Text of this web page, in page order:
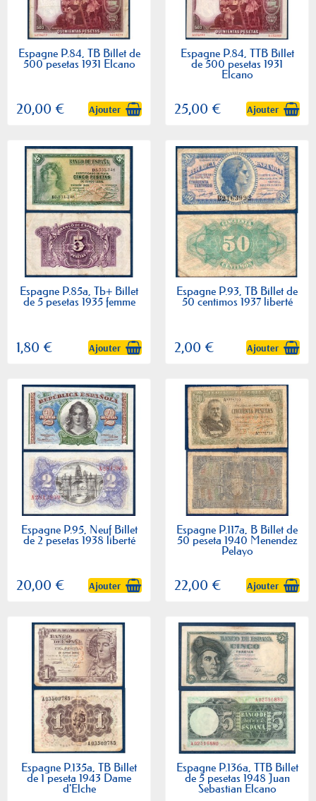
Espagne P.84, TB Billet de
500 pesetas 1931 Elcano
20,00 € Ajouter
Espagne P.84, TTB Billet
de 500 pesetas 1931
Elcano
25,00 € Ajouter
Espagne P.85a, Tb+ Billet
de 5 pesetas 1935 femme
1,80 € Ajouter
Espagne P.93, TB Billet de
50 centimos 1937 liberté
2,00 € Ajouter
Espagne P.95, Neuf Billet
de 2 pesetas 1938 liberté
20,00 € Ajouter
Espagne P.117a, B Billet de
50 peseta 1940 Menendez
Pelayo
22,00 € Ajouter
Espagne P.135a, TB Billet
de 1 peseta 1943 Dame
d'Elche
Espagne P.136a, TTB Billet
de 5 pesetas 1948 Juan
Sebastian Elcano